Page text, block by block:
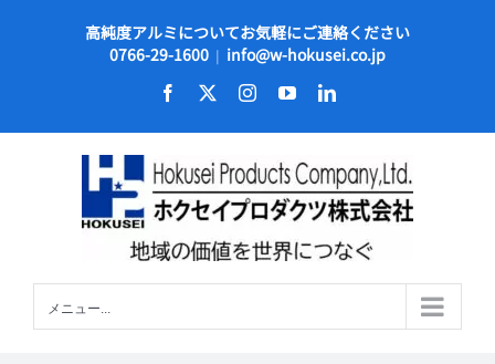
高純度アルミについてお気軽にご連絡ください
0766-29-1600 | info@w-hokusei.co.jp
Facebook InstagramYouTubeLinkedIn
メニュー...